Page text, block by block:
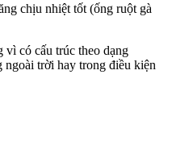
chịu nhiệt tốt (ống ruột gà
có cấu trúc theo dạng
ngoài trời hay trong điều kiện